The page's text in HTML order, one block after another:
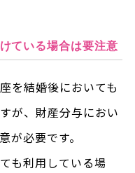
ている場合は要注意
を結婚後においても
が、財産分与におい
が必要です。
も利用している場